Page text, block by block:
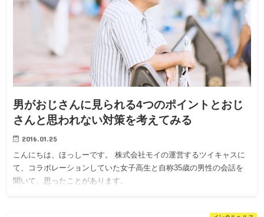
男がおじさんに見られる4つのポイントとおじ
さんと思われない対策を考えてみる
2016.01.25
こんにちは、ほっしーです。 株式会社モイの運営するツイキャスに
て、コラボレーションしていた女子高生と自称35歳の男性の会話を
聞いて、思ったことがあります。